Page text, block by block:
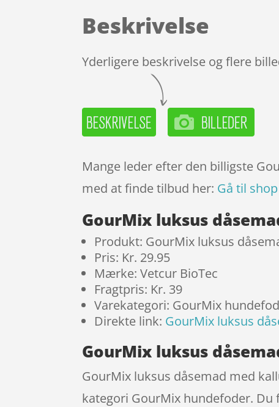
Beskrivelse
Yderligere beskrivelse og flere
Mange leder efter den billigste
med at finde tilbud her: Gå til shop
GourMix luksus
Produkt: GourMix luksus
Pris: Kr. 29.95
Mærke: Vetcur BioTec
Fragtpris: Kr. 39
Varekategori: GourMix
Direkte link: GourMix luksus
GourMix luksus
GourMix luksus dåsemad med
kategori GourMix hundefoder. Du